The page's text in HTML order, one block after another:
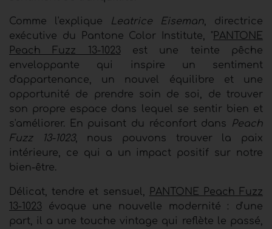
Comme l'explique Leatrice Eiseman, directrice
exécutive du Pantone Color Institute, "PANTONE
Peach Fuzz 13-1023est une teinte pêche
enveloppante qui inspire un sentiment
d'appartenance, un nouvel équilibre et une
opportunité de prendre soin de soi, de trouver
son propre espace dans lequel se sentir bien et
s'améliorer. En puisant du réconfort dans
Peach
Fuzz 13-1023, nous pouvons trouver la paix
intérieure, ce qui a un impact positif sur notre
bien-être.
Délicat, tendre et sensuel,
PANTONE Peach Fuzz
13-1023 évoque une nouvelle modernité : d'une
part, il a une touche vintage qui reflète le passé,